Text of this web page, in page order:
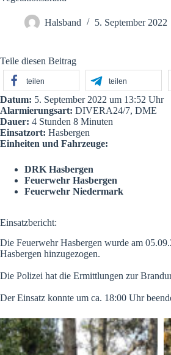
Halsband 5. September 2022
Teile diesen Beitrag
teilen teilen
Datum: 5. September 2022 um 13:52 Uhr
Alarmierungsart: DIVERA24/7, DME
Dauer: 4 Stunden 8 Minuten
Einsatzort: Hasbergen
Einheiten und Fahrzeuge:
DRK Hasbergen
Feuerwehr Hasbergen
Feuerwehr Niedermark
Einsatzbericht:
Die Feuerwehr Hasbergen wurde am
Hasbergen hinzugezogen.
Die Polizei hat die Ermittlungen zur
Der Einsatz konnte um ca. 18:00 Uhr